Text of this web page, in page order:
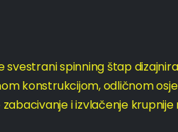
svestrani spinning štap
konstrukcijom, odličnom
i izvlačenje krupnije